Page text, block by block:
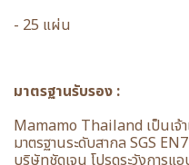
- 25 แผ่น
มาตรฐานรับรอง :
Mamamo Thailand เป็นเจ้
มาตรฐานระดับสากล SGS
บริษัทชัดเจน โปรดระวังการ